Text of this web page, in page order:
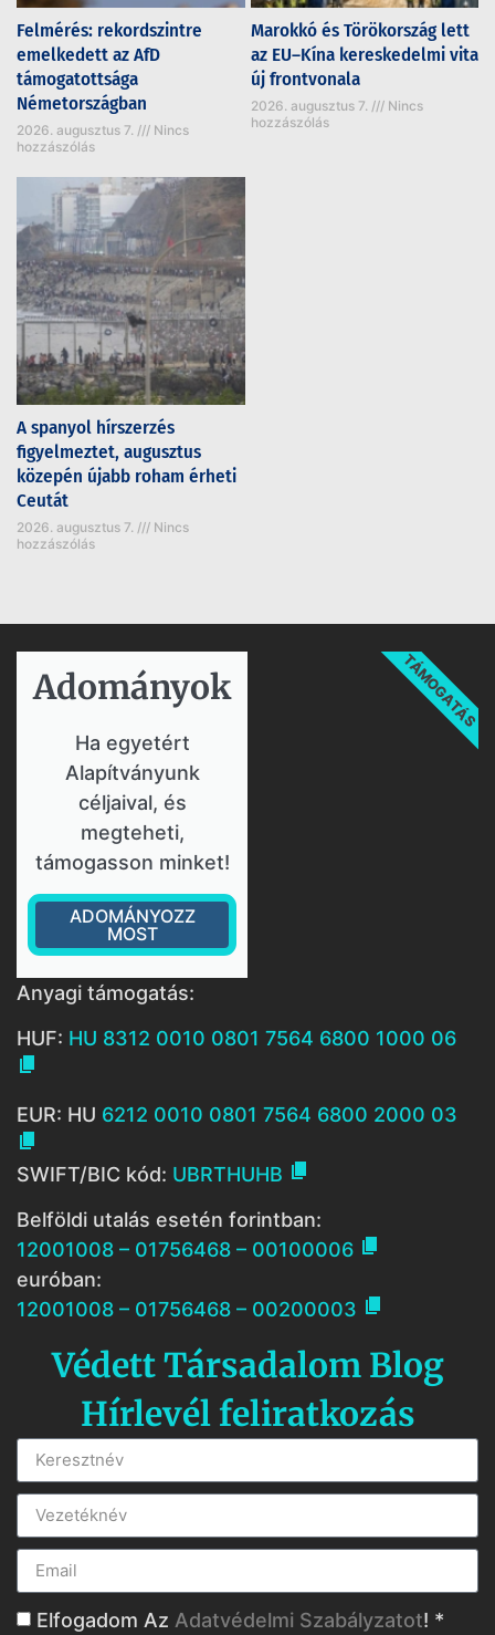
Felmérés: rekordszintre
emelkedett az AfD
támogatottsága
Németországban
2026. augusztus 7.
Nincs
hozzászólás
Marokkó és Törökország lett
az EU–Kína kereskedelmi vita
új frontvonala
2026. augusztus 7.
Nincs
hozzászólás
A spanyol hírszerzés
figyelmeztet, augusztus
közepén újabb roham érheti
Ceutát
2026. augusztus 7.
Nincs
hozzászólás
Adományok​
Ha egyetért
Alapítványunk
céljaival, és
megteheti,
támogasson minket!
ADOMÁNYOZZ
MOST
TÁMOGATÁS
Anyagi támogatás:
HUF: HU 8312 0010 0801 7564 6800 1000 06

EUR: HU 6212 0010 0801 7564 6800 2000 03

SWIFT/BIC kód: UBRTHUHB 
Belföldi utalás esetén forintban:
12001008 – 01756468 – 00100006 
euróban:
12001008 – 01756468 – 00200003 
Védett Társadalom Blog
Hírlevél feliratkozás
Elfogadom Az Adatvédelmi Szabályzatot! *